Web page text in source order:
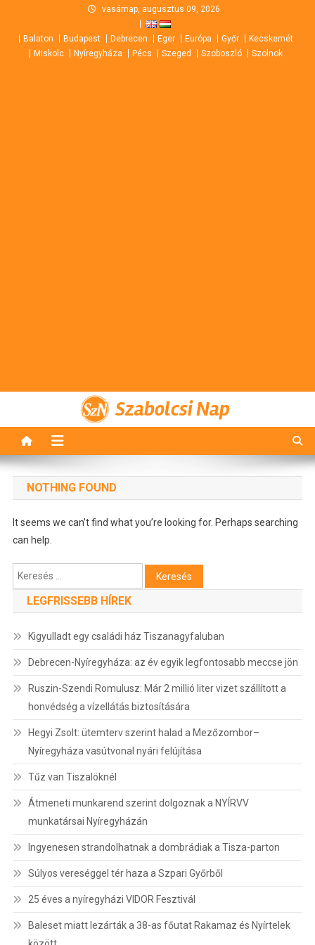
content
vasárnap, augusztus 09, 2026
Balaton Budapest Debrecen Eger Európa Győr
Kecskemét
Miskolc
Nyíregyháza Pécs Szeged Szoboszló Szolnok
Szabolcsi Nap
NOTHING FOUND
It seems we can’t find what you’re looking for. Perhaps searching
can help.
Keresés:
LEGFRISSEBB HÍREK
Kigyulladt egy családi ház Tiszanagyfaluban
Debrecen-Nyíregyháza: az év egyik legfontosabb meccse jön
Ruszin-Szendi Romulusz: Már 2 millió liter vizet szállított a
honvédség a vízellátás biztosítására
Hegyi Zsolt: ütemterv szerint halad a Mezőzombor–
Nyíregyháza vasútvonal nyári felújítása
Tűz van Tiszalöknél
Átmeneti munkarend szerint dolgoznak a NYÍRVV
munkatársai Nyíregyházán
Ingyenesen strandolhatnak a dombrádiak a Tisza-parton
Súlyos vereséggel tér haza a Szpari Győrből
25 éves a nyíregyházi VIDOR Fesztivál
Baleset miatt lezárták a 38-as főutat Rakamaz és Nyírtelek